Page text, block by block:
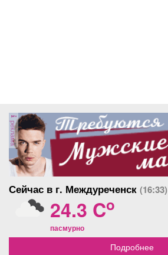
реклама
Сейчас в г. Междуреченск (16:33)
24.3 Co
пасмурно
Подробнее